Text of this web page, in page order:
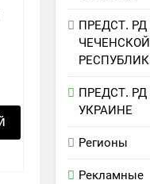
ПРЕДСТ. РД
ЧЕЧЕНСКОЙ
ПРЕДСТ. РД
УКРАИНЕ
Регионы
Рекламные